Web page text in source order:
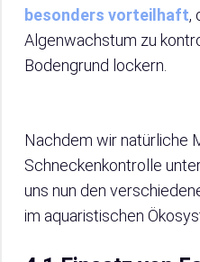
besonders vorteilhaft,
Algenwachstum zu
Bodengrund lockern.
Nachdem wir natürliche
Schneckenkontrolle
uns nun den
im aquaristischen